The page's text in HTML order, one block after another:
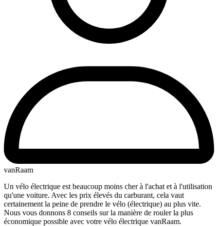
vanRaam
Un vélo électrique est beaucoup moins cher à l'achat et à l'utilisation
qu'une voiture. Avec les prix élevés du carburant, cela vaut
certainement la peine de prendre le vélo (électrique) au plus vite.
Nous vous donnons 8 conseils sur la manière de rouler la plus
économique possible avec votre vélo électrique vanRaam.​